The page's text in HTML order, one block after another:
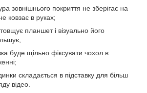
зовнішнього покриття не зберігає на
ковзає в руках;
планшет і візуально його
буде щільно фіксувати чохол в
складається в підставку для більш
відео.